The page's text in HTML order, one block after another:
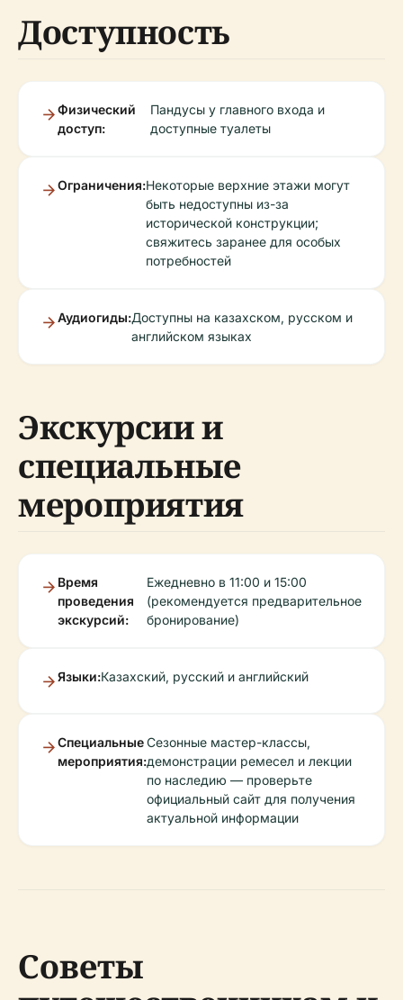
Доступность
Физический
доступ:
Пандусы у главного входа и
доступные туалеты
Ограничения:Некоторые верхние этажи могут
быть недоступны из-за
исторической конструкции;
свяжитесь заранее для особых
потребностей
Аудиогиды:Доступны на казахском, русском и
английском языках
Экскурсии и
специальные
мероприятия
Время
проведения
экскурсий:
Ежедневно в 11:00 и 15:00
(рекомендуется предварительное
бронирование)
Языки:Казахский, русский и английский
Специальные
мероприятия:
Сезонные мастер-классы,
демонстрации ремесел и лекции
по наследию — проверьте
официальный сайт для получения
актуальной информации
Советы